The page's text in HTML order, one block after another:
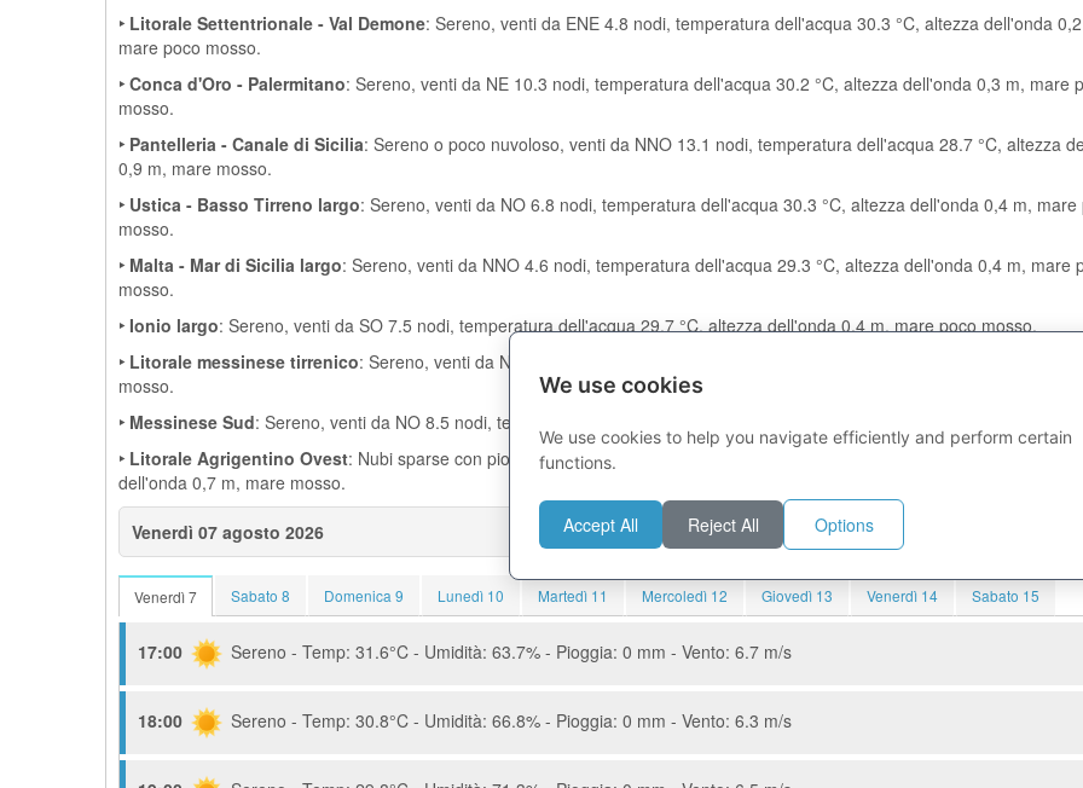
‣ Litorale Settentrionale - Val Demone: Sereno, venti da ENE 4.8 nodi, temperatura dell'acqua 30.3 °C, altezza dell'onda
mare poco mosso.
‣ Conca d'Oro - Palermitano: Sereno, venti da NE 10.3 nodi, temperatura dell'acqua 30.2 °C, altezza dell'onda 0,3 m, mare
mosso.
‣ Pantelleria - Canale di Sicilia: Sereno o poco nuvoloso, venti da NNO 13.1 nodi, temperatura dell'acqua 28.7 °C, altezza
0,9 m, mare mosso.
‣ Ustica - Basso Tirreno largo: Sereno, venti da NO 6.8 nodi, temperatura dell'acqua 30.3 °C, altezza dell'onda 0,4 m, mare
mosso.
‣ Malta - Mar di Sicilia largo: Sereno, venti da NNO 4.6 nodi, temperatura dell'acqua 29.3 °C, altezza dell'onda 0,4 m, mare
mosso.
‣ Ionio largo: Sereno, venti da SO 7.5 nodi, temperatura dell'acqua 29.7 °C, altezza dell'onda 0,4 m, mare poco mosso.
‣ Litorale messinese tirrenico: Sereno, venti da NO 11.3 nodi, temperatura dell'acqua 29.8 °C, altezza dell'onda 0,2 m,
mosso.
‣ Messinese Sud: Sereno, venti da NO 8.5 nodi, temperatura dell'acqua 28.7 °C, altezza dell'onda 0,4 m, mare poco mosso.
‣ Litorale Agrigentino Ovest: Nubi sparse con pioggia debole, venti da SO 7.7 nodi, temperatura dell'acqua 28.6 °C, altezza
dell'onda 0,7 m, mare mosso.
Venerdì 07 agosto 2026 06:04 20:02 Durata del giorno:
Venerdì 7 Sabato 8 Domenica 9 Lunedì 10 Martedì 11 Mercoledì 12 Giovedì 13 Venerdì 14 Sabato 15
17:00 Sereno - Temp: 31.6°C - Umidità: 63.7% - Pioggia: 0 mm - Vento: 6.7 m/s
18:00 Sereno - Temp: 30.8°C - Umidità: 66.8% - Pioggia: 0 mm - Vento: 6.3 m/s
We use cookies
We use cookies to help you navigate efficiently and perform certain
functions.
Accept All Reject All Options